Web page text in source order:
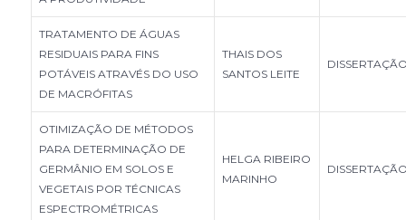
TRATAMENTO DE ÁGUAS
RESIDUAIS PARA FINS
POTÁVEIS ATRAVÉS DO USO
DE MACRÓFITAS
THAIS DOS
SANTOS LEITE
OTIMIZAÇÃO DE MÉTODOS
PARA DETERMINAÇÃO DE
GERMÂNIO EM SOLOS E
VEGETAIS POR TÉCNICAS
ESPECTROMÉTRICAS
HELGA RIBEIRO
MARINHO